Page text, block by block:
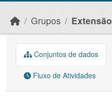
Grupos Extensão
Conjuntos de dados
Fluxo de Atividades